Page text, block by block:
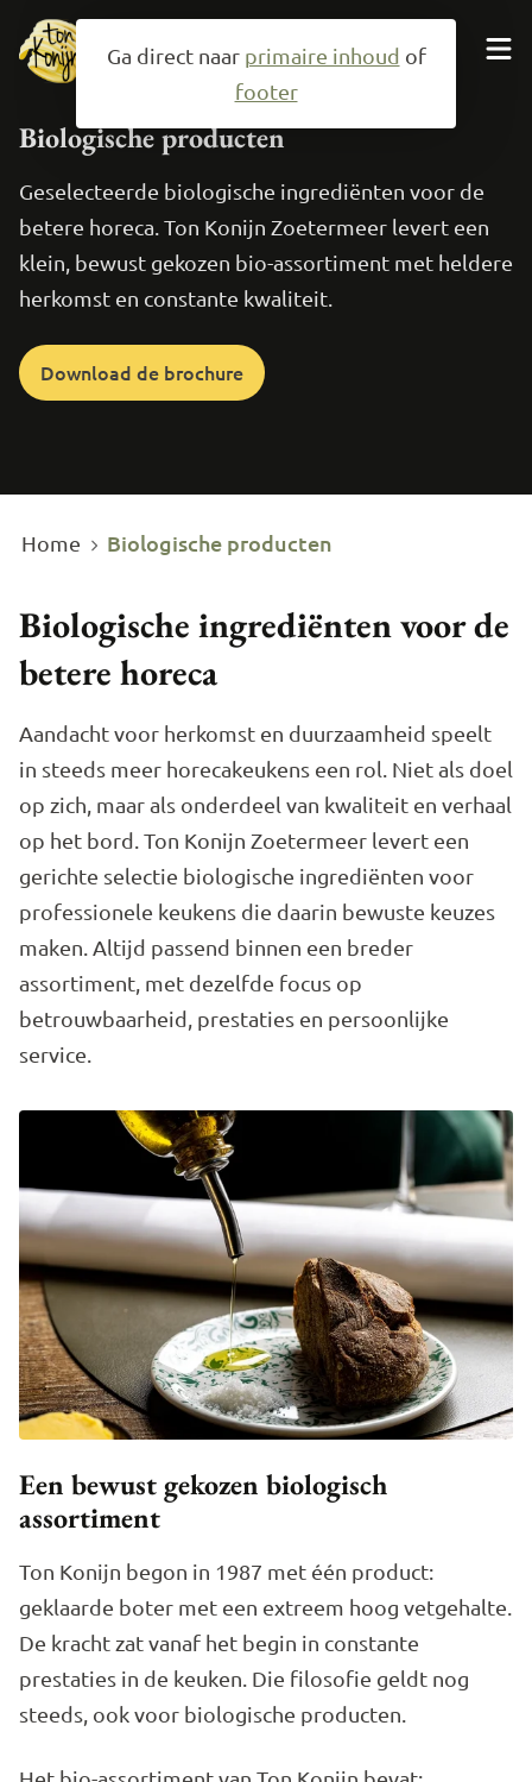
Ga direct naar primaire inhoud of
footer
Specialiteiten
Over ons
Biologische producten
Geselecteerde biologische ingrediënten voor de
betere horeca. Ton Konijn Zoetermeer levert een
klein, bewust gekozen bio-assortiment met heldere
herkomst en constante kwaliteit.
Download de brochure
Home Biologische producten
Biologische ingrediënten voor de
betere horeca
Aandacht voor herkomst en duurzaamheid speelt
in steeds meer horecakeukens een rol. Niet als doel
op zich, maar als onderdeel van kwaliteit en verhaal
op het bord. Ton Konijn Zoetermeer levert een
gerichte selectie biologische ingrediënten voor
professionele keukens die daarin bewuste keuzes
maken. Altijd passend binnen een breder
assortiment, met dezelfde focus op
betrouwbaarheid, prestaties en persoonlijke
service.
Een bewust gekozen biologisch
assortiment
Ton Konijn begon in 1987 met één product:
geklaarde boter met een extreem hoog vetgehalte.
De kracht zat vanaf het begin in constante
prestaties in de keuken. Die filosofie geldt nog
steeds, ook voor biologische producten.